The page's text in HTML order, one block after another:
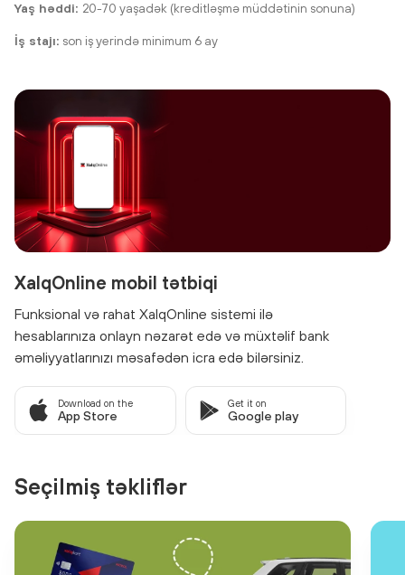
Yaş həddi: 20-70 yaşadək (kreditləşmə müddətinin sonuna)
İş stajı: son iş yerində minimum 6 ay
XalqOnline mobil tətbiqi
Funksional və rahat XalqOnline sistemi ilə
hesablarınıza onlayn nəzarət edə və müxtəlif bank
əməliyyatlarınızı məsafədən icra edə bilərsiniz.
Download on the
App Store
Get it on
Google play
Seçilmiş təkliflər